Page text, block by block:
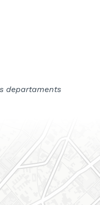
departaments